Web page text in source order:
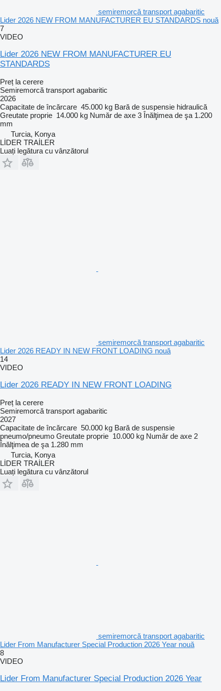
semiremorcă transport agabaritic
Lider 2026 NEW FROM MANUFACTURER EU STANDARDS nouă
7
VIDEO
Lider 2026 NEW FROM MANUFACTURER EU
STANDARDS
Preț la cerere
Semiremorcă transport agabaritic
2026
Capacitate de încărcare 45.000 kg Bară de suspensie hidraulică
Greutate proprie 14.000 kg Număr de axe 3 Înălţimea de şa 1.200
mm
Turcia, Konya
LİDER TRAİLER
Luați legătura cu vânzătorul
semiremorcă transport agabaritic
Lider 2026 READY IN NEW FRONT LOADING nouă
14
VIDEO
Lider 2026 READY IN NEW FRONT LOADING
Preț la cerere
Semiremorcă transport agabaritic
2027
Capacitate de încărcare 50.000 kg Bară de suspensie
pneumo/pneumo Greutate proprie 10.000 kg Număr de axe 2
Înălţimea de şa 1.280 mm
Turcia, Konya
LİDER TRAİLER
Luați legătura cu vânzătorul
semiremorcă transport agabaritic
Lider From Manufacturer Special Production 2026 Year nouă
8
VIDEO
Lider From Manufacturer Special Production 2026 Year